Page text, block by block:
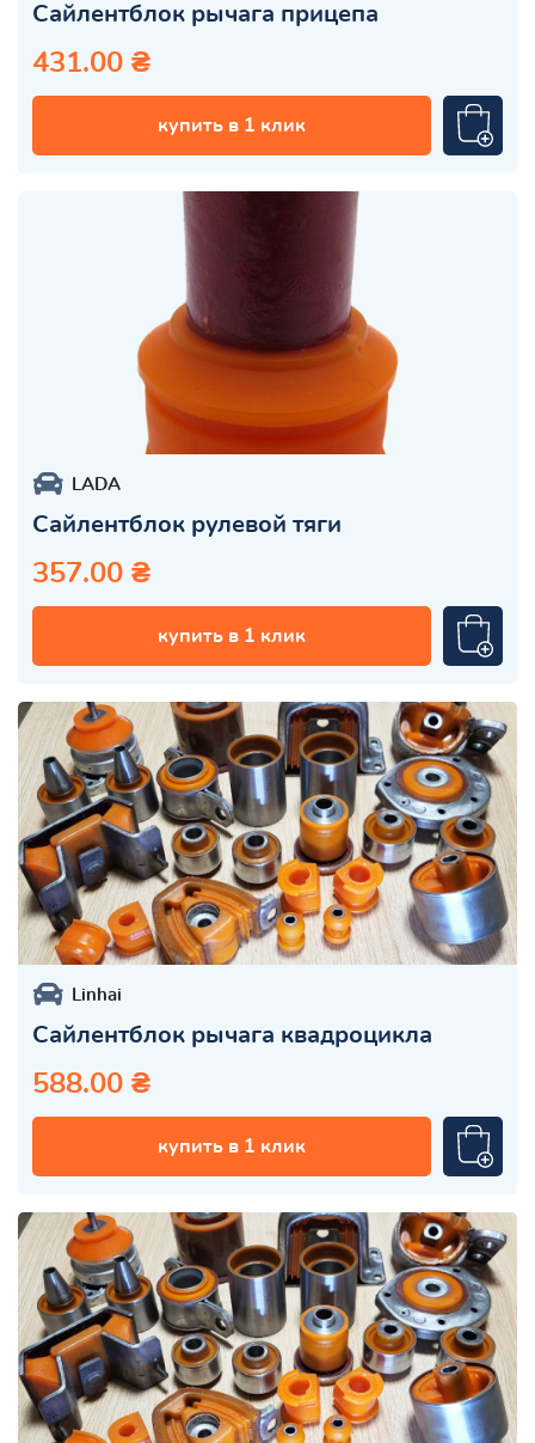
Сайлентблок рычага прицепа
431.00 ₴
купить в 1 клик
LADA
Сайлентблок рулевой тяги
357.00 ₴
купить в 1 клик
Linhai
Сайлентблок рычага квадроцикла
588.00 ₴
купить в 1 клик